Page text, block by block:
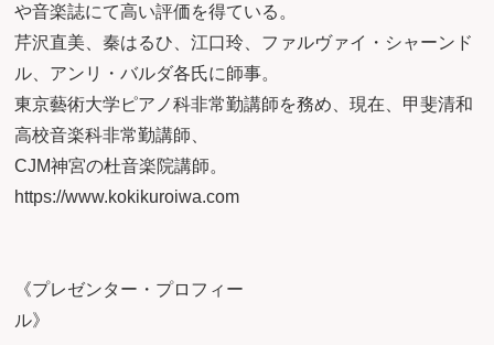
や音楽誌にて高い評価を得ている。
芹沢直美、秦はるひ、江口玲、ファルヴァイ・シャーンド
ル、アンリ・バルダ各氏に師事。
東京藝術大学ピアノ科非常勤講師を務め、現在、甲斐清和
高校音楽科非常勤講師、
CJM神宮の杜音楽院講師。
https://www.kokikuroiwa.com
《プレゼンター・プロフィー
ル